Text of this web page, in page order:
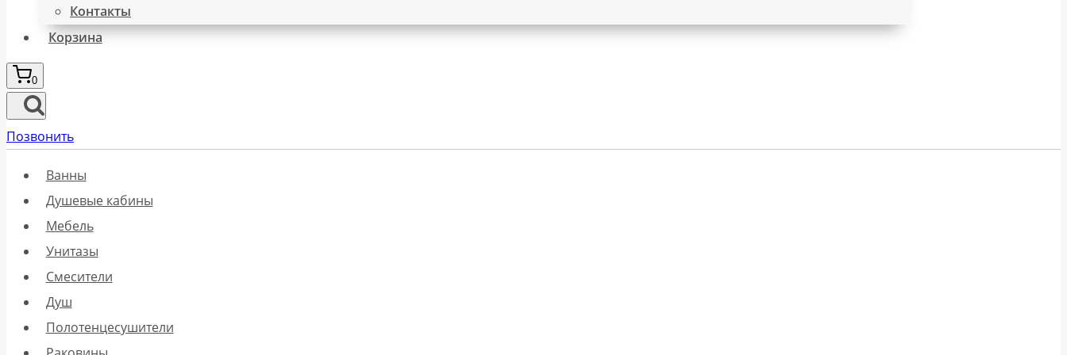
Контакты
Корзина
0
Позвонить
Ванны
Душевые кабины
Мебель
Унитазы
Смесители
Душ
Полотенцесушители